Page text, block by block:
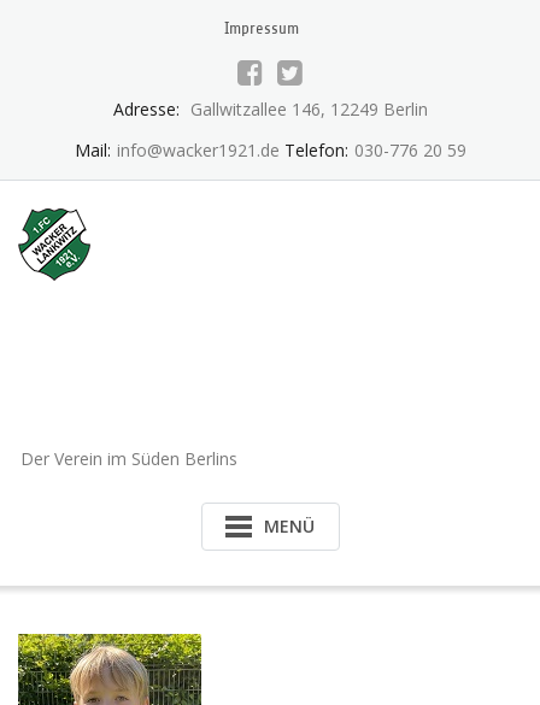
Impressum
Adresse: Gallwitzallee 146, 12249 Berlin
Mail: info@wacker1921.de Telefon: 030-776 20 59
Der Verein im Süden Berlins
MENÜ